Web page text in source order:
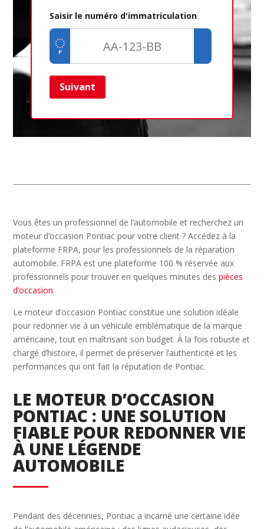
Saisir le numéro d'immatriculation
Suivant
Vous êtes un professionnel de l’automobile et recherchez un
moteur d’occasion Pontiac pour votre client ? Accédez à la
plateforme FRPA, pour les professionnels de la réparation
automobile. FRPA est une plateforme 100 % réservée aux
professionnels pour trouver en quelques minutes despièces
d’occasion.
Le moteur d’occasion Pontiac constitue une solution idéale
pour redonner vie à un véhicule emblématique de la marque
américaine, tout en maîtrisant son budget. À la fois robuste et
chargé d’histoire, il permet de préserver l’authenticité et les
performances qui ont fait la réputation de Pontiac.
LE MOTEUR D’OCCASION
PONTIAC : UNE SOLUTION
FIABLE POUR REDONNER VIE
À UNE LÉGENDE
AUTOMOBILE
Pendant des décennies, Pontiac a incarné une certaine idée